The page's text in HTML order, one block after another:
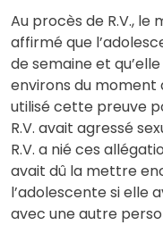
Au procès de R.V.,
affirmé que
de semaine et
environs du moment
utilisé cette preuve
R.V. avait agressé
R.V. a nié ces
avait dû la mettre
l’adolescente si elle
avec une autre